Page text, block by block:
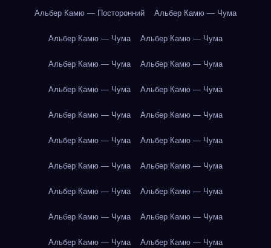
Альбер Камю — Посторонний Альбер Камю — Чума
Альбер Камю — Чума Альбер Камю — Чума
Альбер Камю — Чума Альбер Камю — Чума
Альбер Камю — Чума Альбер Камю — Чума
Альбер Камю — Чума Альбер Камю — Чума
Альбер Камю — Чума Альбер Камю — Чума
Альбер Камю — Чума Альбер Камю — Чума
Альбер Камю — Чума Альбер Камю — Чума
Альбер Камю — Чума Альбер Камю — Чума
Альбер Камю — Чума Альбер Камю — Чума